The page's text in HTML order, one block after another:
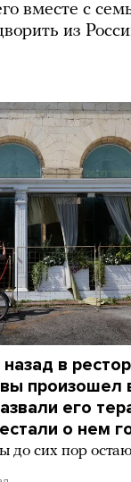
вместе с
из
в
произошел
его
о нем
до сих пор